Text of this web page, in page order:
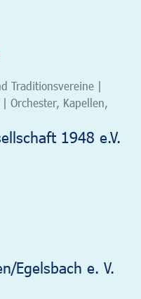
Traditionsvereine |
Orchester, Kapellen,
1948 e.V.
Egelsbach e. V.